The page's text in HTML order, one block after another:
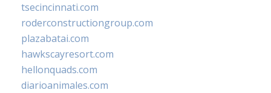
tsecincinnati.com
roderconstructiongroup.com
plazabatai.com
hawkscayresort.com
hellonquads.com
diarioanimales.com